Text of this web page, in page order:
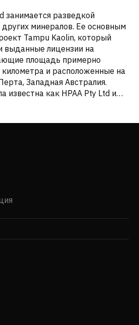
занимается разведкой
минералов. Ее основным
Tampu Kaolin, который
выданные лицензии на
площадь примерно
и расположенные на
Западная Австралия.
известна как HPAA Pty Ltd и
Австралия.